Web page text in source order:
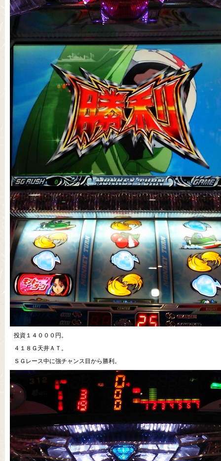
投資１４０００円。
４１８Ｇ天井ＡＴ。
ＳＧレース中に強チャンス目から勝利。